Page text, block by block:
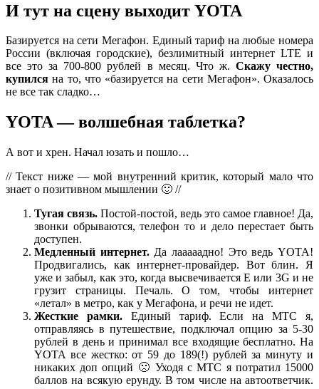
И тут на сцену выходит YOTA
Базируется на сети Мегафон. Единый тариф на любые номера
России (включая городские), безлимитный интернет LTE и
все это за 700-800 рублей в месяц. Что ж. Скажу честно,
купился на то, что «базируется на сети Мегафон». Оказалось
не все так сладко…
YOTA — волшебная таблетка?
А вот и хрен. Начал юзать и пошло…
// Текст ниже — мой внутренний критик, который мало что
знает о позитивном мышлении 🙂 //
Тугая связь. Постой-постой, ведь это самое главное! Да,
звонки обрываются, телефон то и дело перестает быть
доступен.
Медленный интернет.Да лааааадно! Это ведь YOTA!
Продвигались, как интернет-провайдер. Вот блин. Я
уже и забыл, как это, когда высвечивается E или 3G и не
грузит страницы. Печаль. О том, чтобы интернет
«летал» в метро, как у Мегафона, и речи не идет.
Жесткие рамки.Единый тариф. Если на МТС я,
отправляясь в путешествие, подключал опцию за 5-30
рублей в день и принимал все входящие бесплатно. На
YOTA все жестко: от 59 до 189(!) рублей за минуту и
никаких доп опций 🙁 Уходя с МТС я потратил 15000
баллов на всякую ерунду. В том числе на автоответчик.